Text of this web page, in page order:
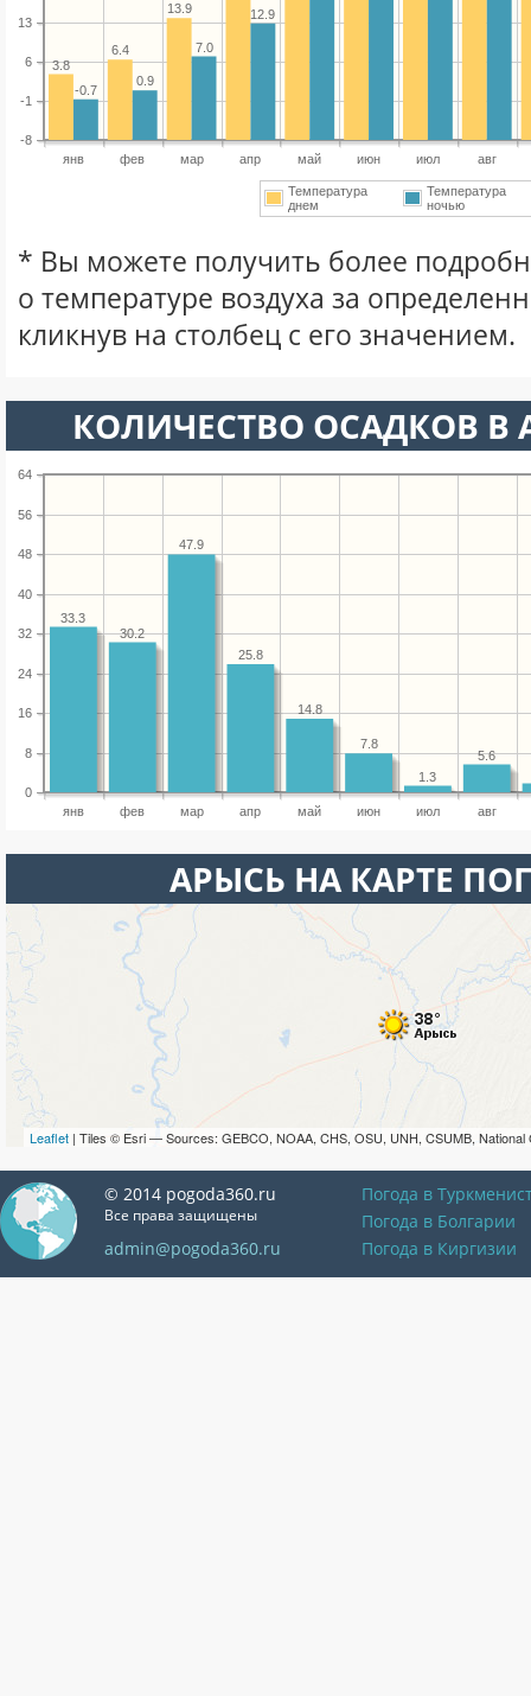
янв фев мар апр май июн июл авг
-8
-1
6
13
13.9
6.4
3.8
12.9
7.0
0.9
-0.7
Температура
днем
Температура
ночью
* Вы можете получить более
о температуре воздуха за
кликнув на столбец с его значением.
КОЛИЧЕСТВО ОСАДКОВ В
янв фев мар апр май июн июл авг
0
8
16
24
32
40
48
56
64
5.6
1.3
7.8
14.8
25.8
47.9
30.2
33.3
АРЫСЬ НА КАРТЕ
Leaflet | Tiles © Esri — Sources: GEBCO, NOAA, CHS, OSU, UNH, CSUMB, National
© 2014 pogoda360.ru
Все права защищены
admin@pogoda360.ru
Погода в
Погода в Болгарии
Погода в Киргизии